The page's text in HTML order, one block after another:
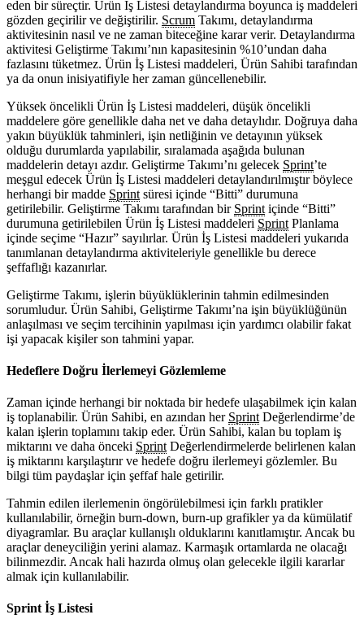
eden bir süreçtir. Ürün İş Listesi detaylandırma boyunca iş maddeleri
gözden geçirilir ve değiştirilir. Scrum Takımı, detaylandırma
aktivitesinin nasıl ve ne zaman biteceğine karar verir. Detaylandırma
aktivitesi Geliştirme Takımı’nın kapasitesinin %10’undan daha
fazlasını tüketmez. Ürün İş Listesi maddeleri, Ürün Sahibi tarafından
ya da onun inisiyatifiyle her zaman güncellenebilir.
Yüksek öncelikli Ürün İş Listesi maddeleri, düşük öncelikli
maddelere göre genellikle daha net ve daha detaylıdır. Doğruya daha
yakın büyüklük tahminleri, işin netliğinin ve detayının yüksek
olduğu durumlarda yapılabilir, sıralamada aşağıda bulunan
maddelerin detayı azdır. Geliştirme Takımı’nı gelecek Sprint’te
meşgul edecek Ürün İş Listesi maddeleri detaylandırılmıştır böylece
herhangi bir madde Sprint süresi içinde “Bitti” durumuna
getirilebilir. Geliştirme Takımı tarafından bir Sprint içinde “Bitti”
durumuna getirilebilen Ürün İş Listesi maddeleri Sprint Planlama
içinde seçime “Hazır” sayılırlar. Ürün İş Listesi maddeleri yukarıda
tanımlanan detaylandırma aktiviteleriyle genellikle bu derece
şeffaflığı kazanırlar.
Geliştirme Takımı, işlerin büyüklüklerinin tahmin edilmesinden
sorumludur. Ürün Sahibi, Geliştirme Takımı’na işin büyüklüğünün
anlaşılması ve seçim tercihinin yapılması için yardımcı olabilir fakat
işi yapacak kişiler son tahmini yapar.
Hedeflere Doğru İlerlemeyi Gözlemleme
Zaman içinde herhangi bir noktada bir hedefe ulaşabilmek için kalan
iş toplanabilir. Ürün Sahibi, en azından her Sprint Değerlendirme’de
kalan işlerin toplamını takip eder. Ürün Sahibi, kalan bu toplam iş
miktarını ve daha önceki Sprint Değerlendirmelerde belirlenen kalan
iş miktarını karşılaştırır ve hedefe doğru ilerlemeyi gözlemler. Bu
bilgi tüm paydaşlar için şeffaf hale getirilir.
Tahmin edilen ilerlemenin öngörülebilmesi için farklı pratikler
kullanılabilir, örneğin burn-down, burn-up grafikler ya da kümülatif
diyagramlar. Bu araçlar kullanışlı olduklarını kanıtlamıştır. Ancak bu
araçlar deneyciliğin yerini alamaz. Karmaşık ortamlarda ne olacağı
bilinmezdir. Ancak hali hazırda olmuş olan gelecekle ilgili kararlar
almak için kullanılabilir.
Sprint İş Listesi